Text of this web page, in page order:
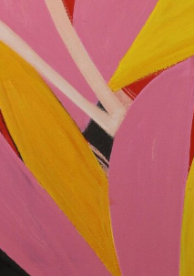
aus meinem Endgerät
der Newsletter, der
sowie der
Datenschutzhinweisen
ist jederzeit für die
genannten
des jeweiligen